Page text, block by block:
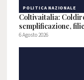
POLITICA NAZIONALE
Coltivaitalia:
semplificazione,
6 Agosto 2026